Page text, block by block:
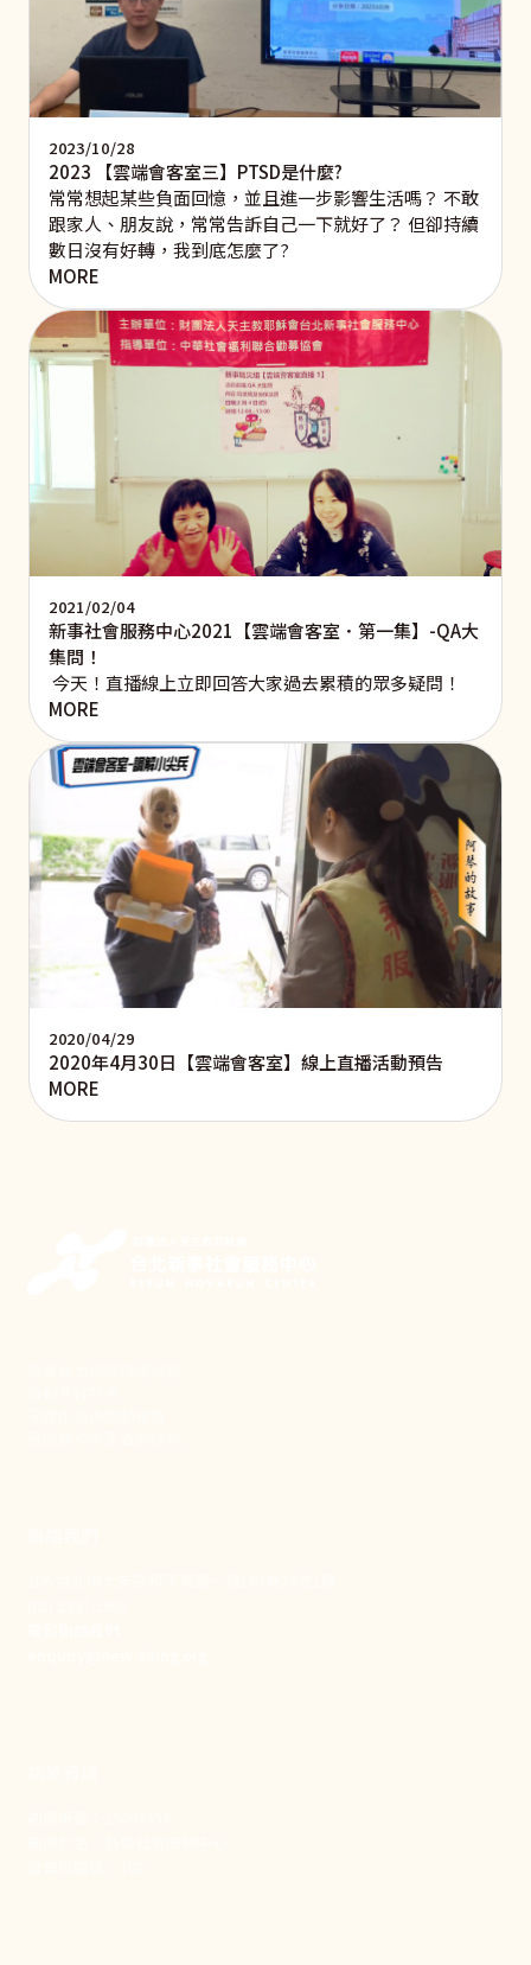
2023/10/28
2023 【雲端會客室三】PTSD是什麼?
常常想起某些負面回憶，並且進一步影響生活嗎？ 不敢
跟家人、朋友說，常常告訴自己一下就好了？ 但卻持續
數日沒有好轉，我到底怎麼了?
MORE
2021/02/04
新事社會服務中心2021【雲端會客室．第一集】-QA大
集問！
今天！直播線上立即回答大家過去累積的眾多疑問！
MORE
2020/04/29
2020年4月30日【雲端會客室】線上直播活動預告
MORE